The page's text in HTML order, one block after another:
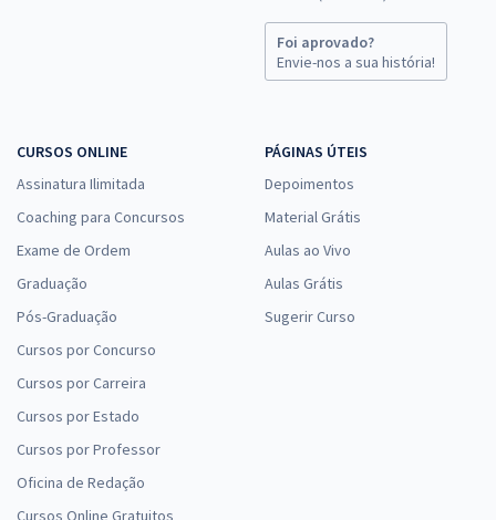
Foi aprovado?
Envie-nos a sua história!
CURSOS ONLINE
Assinatura Ilimitada
Coaching para Concursos
Exame de Ordem
Graduação
Pós-Graduação
Cursos por Concurso
Cursos por Carreira
Cursos por Estado
Cursos por Professor
Oficina de Redação
Cursos Online Gratuitos
PÁGINAS ÚTEIS
Depoimentos
Material Grátis
Aulas ao Vivo
Aulas Grátis
Sugerir Curso